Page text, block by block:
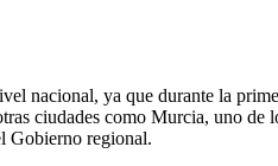
nacional, ya que durante la
ciudades como Murcia, uno
Gobierno regional.